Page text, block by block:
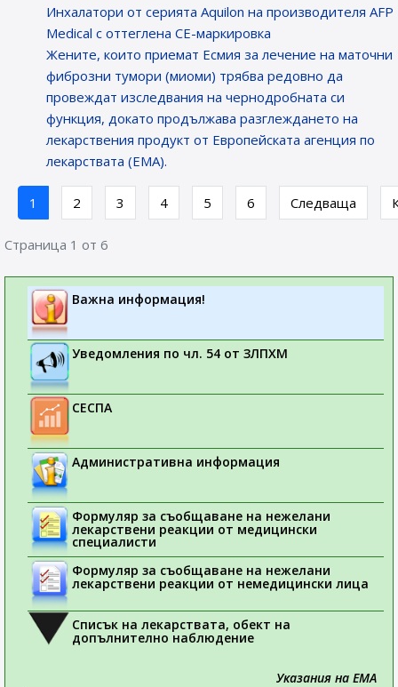
Инхалатори от серията Aquilon на производителя AFP
Medical с оттеглена СЕ-маркировка
Жените, които приемат Есмия за лечение на маточни
фиброзни тумори (миоми) трябва редовно да
провеждат изследвания на чернодробната си
функция, докато продължава разглеждането на
лекарствения продукт от Европейската агенция по
лекарствата (ЕМА).
1 2 3 4 5 6 Следваща
Страница 1 от 6
Важна информация!
Уведомления по чл. 54 от ЗЛПХМ
СЕСПА
Административна информация
Формуляр за съобщаване на нежелани
лекарствени реакции от медицински
специалисти
Формуляр за съобщаване на нежелани
лекарствени реакции от немедицински лица
Списък на лекарствата, обект на
допълнително наблюдение
Указания на ЕМА